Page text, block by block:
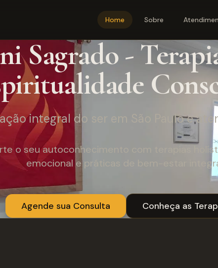
Home Sobre
Sagrado -
integral do ser em São Paulo e
o seu autoconhecimento com terapias
emocional e práticas de bem-estar
Agende sua Consulta Conheça as